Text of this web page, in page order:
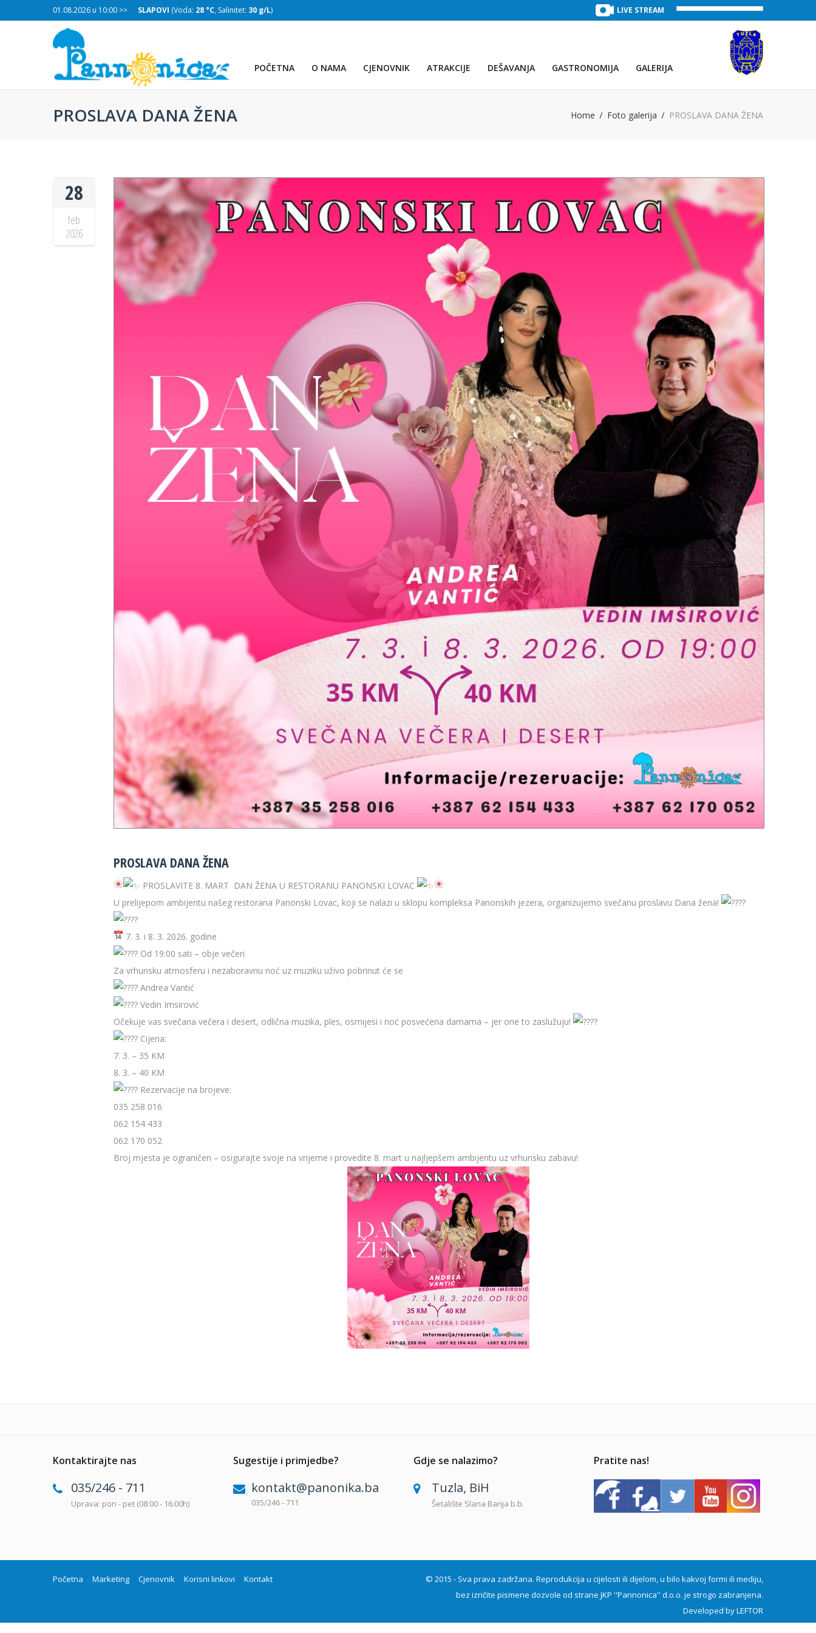
01.08.2026 u 10:00 >>
, Salinitet: 30 g/L) SLAPOVI (Voda: 28 °C, Salinitet: 30 g/L) PRVO JEZERO (Voda:28 °C, Salinitet:30 g/L)
LIVE STREAM
POČETNA O NAMA CJENOVNIK ATRAKCIJE DEŠAVANJA GASTRONOMIJA GALERIJA
PROSLAVA DANA ŽENA Home Foto galerija PROSLAVA DANA ŽENA
28
feb
2026
PROSLAVA DANA ŽENA
PROSLAVITE 8. MART DAN ŽENA U RESTORANU PANONSKI LOVAC
U prelijepom ambijentu našeg restorana Panonski Lovac, koji se nalazi u sklopu kompleksa Panonskih jezera, organizujemo svečanu proslavu Dana žena!
7. 3. i 8. 3. 2026. godine
Od 19:00 sati – obje večeri
Za vrhunsku atmosferu i nezaboravnu noć uz muziku uživo pobrinut će se
Andrea Vantić
Vedin Imsirović
Očekuje vas svečana večera i desert, odlična muzika, ples, osmijesi i noć posvećena damama – jer one to zaslužuju!
Cijena:
7. 3. – 35 KM
8. 3. – 40 KM
Rezervacije na brojeve:
035 258 016
062 154 433
062 170 052
Broj mjesta je ograničen – osigurajte svoje na vrijeme i provedite 8. mart u najljepšem ambijentu uz vrhunsku zabavu!
Kontaktirajte nas
035/246 - 711
Uprava: pon - pet (08:00 - 16:00h)
Sugestije i primjedbe?
kontakt@panonika.ba
035/246 - 711
Gdje se nalazimo?
Tuzla, BiH
Šetalište Slana Banja b.b.
Pratite nas!
Početna Marketing Cjenovnik Korisni linkovi Kontakt
© 2015 - Sva prava zadržana. Reprodukcija u cijelosti ili dijelom, u bilo kakvoj formi ili mediju,
bez izričite pismene dozvole od strane JKP ''Pannonica'' d.o.o. je strogo zabranjena.
Developed byLEFTOR